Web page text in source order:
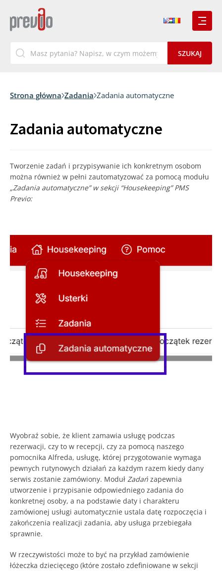
Strona główna Zadania Zadania automatyczne
Zadania automatyczne
Tworzenie zadań i przypisywanie ich konkretnym osobom
można również w pełni zautomatyzować za pomocą modułu
„Zadania automatyczne” w sekcji “Housekeeping” PMS
Previo:
Wyobraź sobie, że klient zamawia usługę podczas
rezerwacji, czy to w recepcji, czy za pomocą naszego
pomocnika Alfreda, usługę, której przygotowanie wymaga
pewnych rutynowych działań za każdym razem kiedy dany
serwis zostanie zamówiony. Moduł Zadań zapewnia
utworzenie i przypisanie odpowiedniego zadania do
konkretnej osoby, a na podstawie daty i charakteru
zamówionej usługi automatycznie ustala datę rozpoczęcia i
zakończenia realizacji zadania, aby usługa przebiegała
sprawnie.
W rzeczywistości może to być na przykład zamówienie
łóżeczka dziecięcego (które zostało zdefiniowane w sekcji